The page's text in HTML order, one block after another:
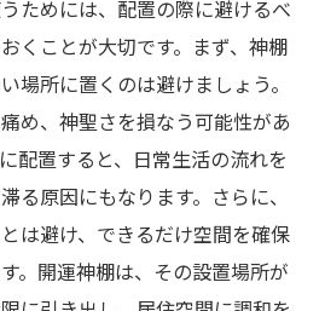
ためには、配置の際に避けるべ
くことが大切です。まず、神棚
場所に置くのは避けましょう。
め、神聖さを損なう可能性があ
配置すると、日常生活の流れを
る原因にもなります。さらに、
は避け、できるだけ空間を確保
。開運神棚は、その設置場所が